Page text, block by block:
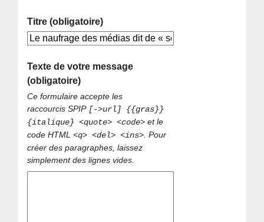
Titre (obligatoire)
Texte de votre message
(obligatoire)
Ce formulaire accepte les
raccourcis SPIP [->url] {{gras}}
{italique} <quote> <code> et le
code HTML<q> <del> <ins>. Pour
créer des paragraphes, laissez
simplement des lignes vides.